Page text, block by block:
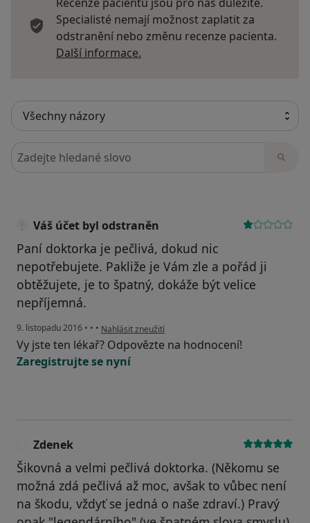
Recenze pacientů jsou pro nás důležité.
Specialisté nemají možnost zaplatit za
odstranění nebo změnu recenze pacienta.
Další informace.
Hledejte v názorech
Váš účet byl odstraněn
Paní doktorka je pečlivá, dokud nic
nepotřebujete. Pakliže je Vám zle a pořád ji
obtěžujete, je to špatný, dokáže být velice
nepříjemná.
9. listopadu 2016 • • • podle názoru uživatele Váš účet byl odstraněn
Nahlásit zneužití
Vy jste ten lékař? Odpovězte na hodnocení!
Zaregistrujte se nyní
Zdenek
Šikovná a velmi pečlivá doktorka. (Někomu se
možná zdá pečlivá až moc, avšak to vůbec není
na škodu, vždyť se jedná o naše zdraví.) Pravý